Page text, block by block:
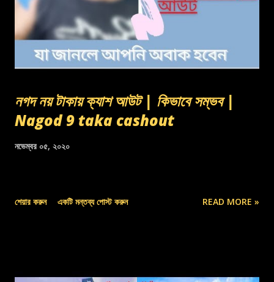
নগদ নয় টাকায় ক্যাশ আউট | কিভাবে সম্ভব |
Nagod 9 taka cashout
নভেম্বর ০৫, ২০২০
শেয়ার করুন একটি মন্তব্য পোস্ট করুন READ MORE »